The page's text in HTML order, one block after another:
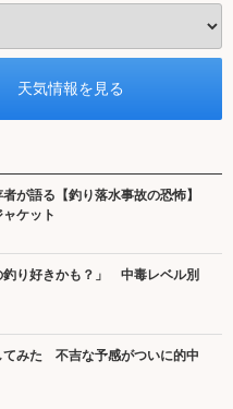
が語る【釣り落水事故の恐怖】
ケット
釣り好きかも？」 中毒レベル別
てみた 不吉な予感がついに的中